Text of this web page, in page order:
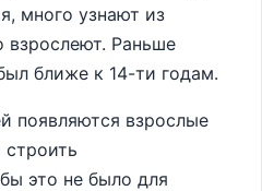
много узнают из
взрослеют. Раньше
ближе к 14-ти годам.
появляются взрослые
это не было для